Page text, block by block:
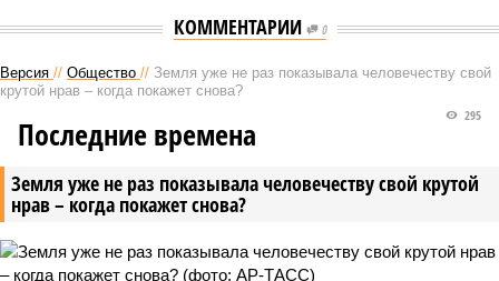
КОММЕНТАРИИ 0
Версия // Общество // Земля уже не раз показывала человечеству свой
крутой нрав – когда покажет снова?
Земля уже не раз показывала человечеству свой крутой
нрав – когда покажет снова?
295
Последние времена